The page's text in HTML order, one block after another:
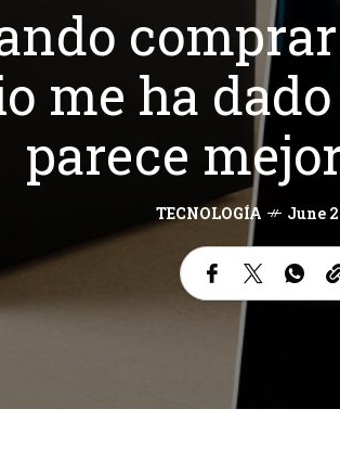
me ha
parece
TECNOLOGÍA June